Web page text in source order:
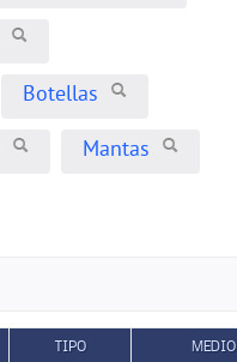
Botellas
Mantas
TIPO MEDIO